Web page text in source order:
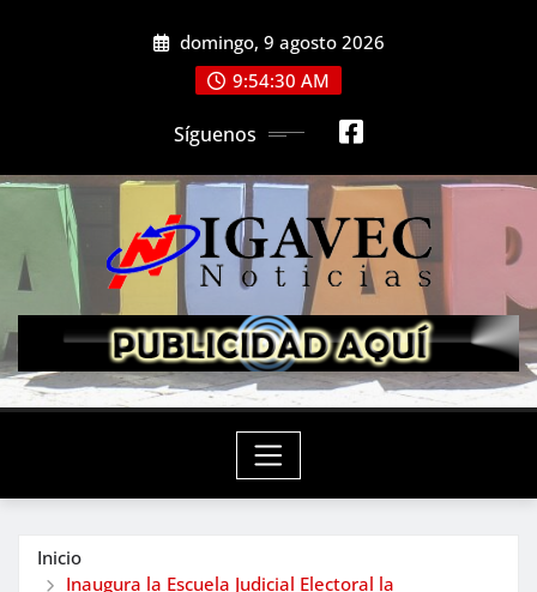
domingo, 9 agosto 2026
9:54:32 AM
Síguenos
Inicio
Inaugura la Escuela Judicial Electoral la